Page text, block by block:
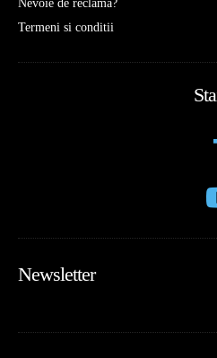
Nevoie de reclamă?
Termeni si conditii
Newsletter